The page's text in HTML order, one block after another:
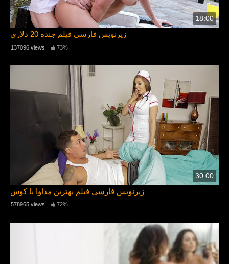
18:00
زیرنویس فارسی فیلم جنده 20 دلاری
137096 views 73%
30:00
زیرنویس فارسی فیلم بهترین مداوا با کوس
578965 views 72%